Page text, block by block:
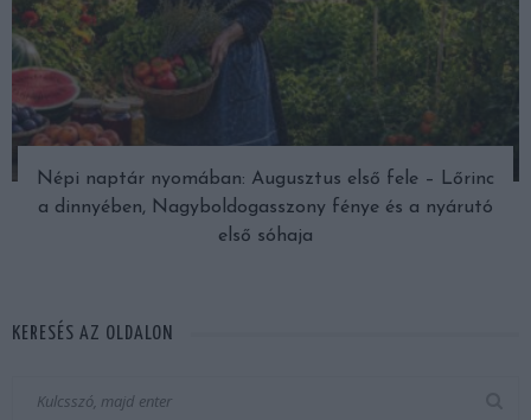
Népi naptár nyomában: Augusztus első fele – Lőrinc
a dinnyében, Nagyboldogasszony fénye és a nyárutó
első sóhaja
KERESÉS AZ OLDALON